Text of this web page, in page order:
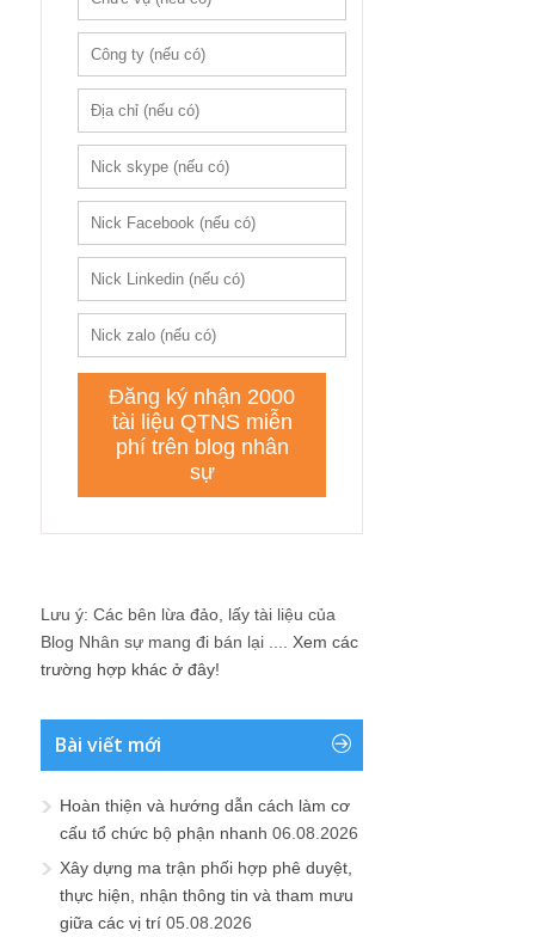
Lưu ý: Các bên lừa đảo, lấy tài liệu của
Blog Nhân sự mang đi bán lại .... Xem các
trường hợp khác ở đây!
Bài viết mới
Hoàn thiện và hướng dẫn cách làm cơ
cấu tổ chức bộ phận nhanh 06.08.2026
Xây dựng ma trận phối hợp phê duyệt,
thực hiện, nhận thông tin và tham mưu
giữa các vị trí 05.08.2026